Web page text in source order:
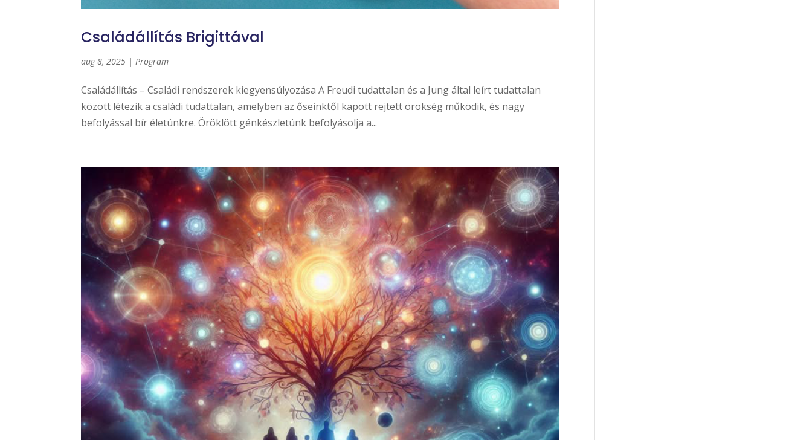
Családállítás Brigittával
aug 8, 2025 | Program
Családállítás – Családi rendszerek kiegyensúlyozása A Freudi tudattalan és a Jung által leírt tudattalan
között létezik a családi tudattalan, amelyben az őseinktől kapott rejtett örökség működik, és nagy
befolyással bír életünkre. Öröklött génkészletünk befolyásolja a...